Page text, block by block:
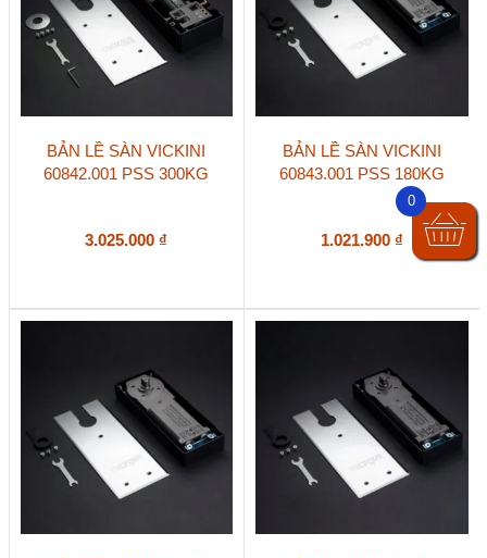
BẢN LỀ SÀN VICKINI
60842.001 PSS 300KG
3.025.000 ₫
BẢN LỀ SÀN VICKINI
60843.001 PSS 180KG
1.021.900 ₫
0